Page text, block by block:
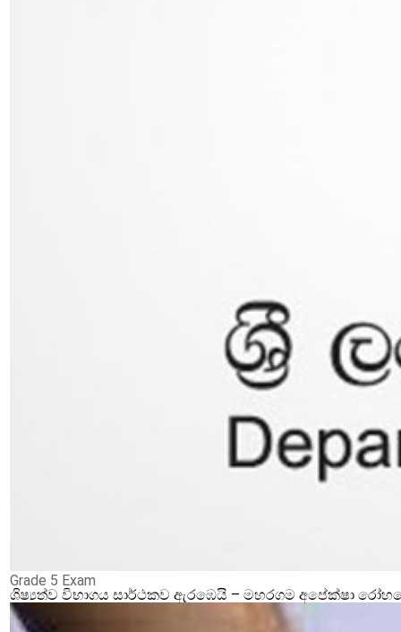
Grade 5 Exam
ශිෂ්‍යත්ව විභාගය සාර්ථකව ඇරඹෙයි – මහරගම අපේක්ෂා